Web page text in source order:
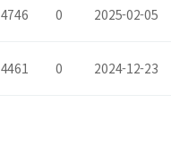
4746 0 2025-02-05
4461 0 2024-12-23